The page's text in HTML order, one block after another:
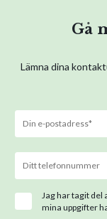
Gå
Lämna dina
Jag har tagit del
mina uppgifter